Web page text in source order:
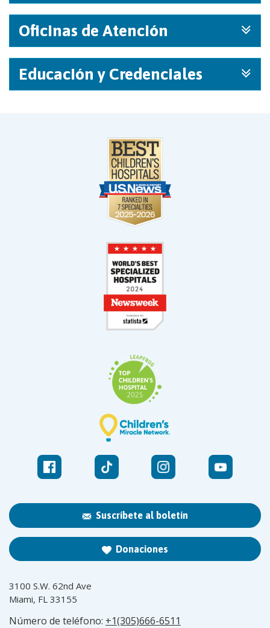
Oficinas de Atención
Educación y Credenciales
Suscríbete al boletín
Donaciones
3100 S.W. 62nd Ave
Miami, FL 33155
Número de teléfono: +1(305)666-6511